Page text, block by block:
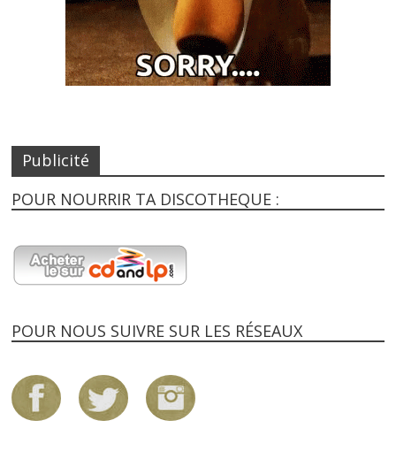
Publicité
POUR NOURRIR TA DISCOTHEQUE :
POUR NOUS SUIVRE SUR LES RÉSEAUX